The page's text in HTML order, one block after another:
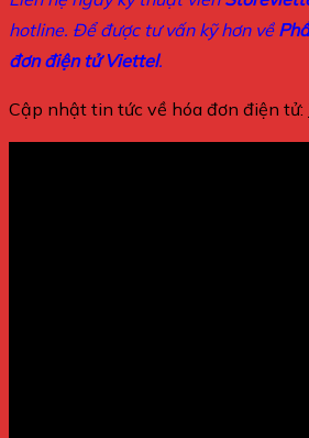
hotline. Để được tư vấn kỹ hơn về
đơn điện tử Viettel.
Cập nhật tin tức về hóa đơn điện tử: